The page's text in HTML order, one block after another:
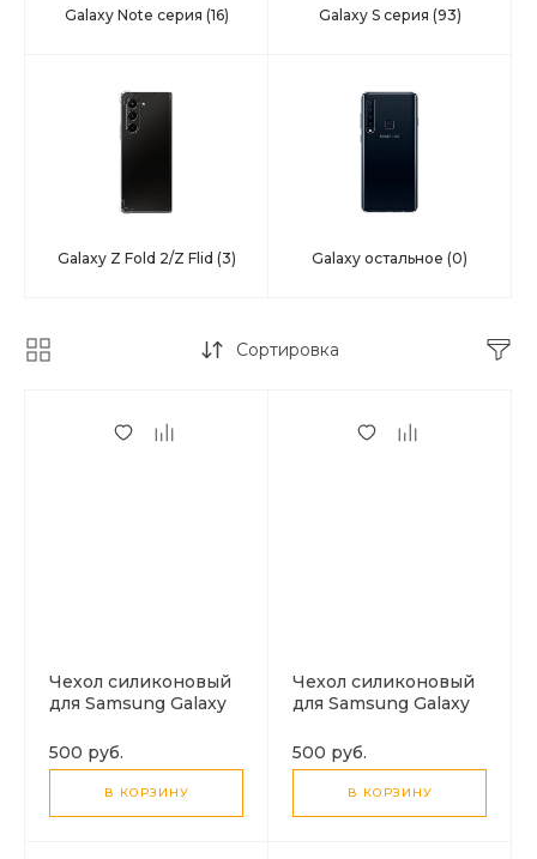
Galaxy Note серия (16) Galaxy S серия (93)
Galaxy Z Fold 2/Z Flid (3) Galaxy остальное (0)
Сортировка
Чехол силиконовый
для Samsung Galaxy
микрофиброй
внутри, с защитой
камеры, X-CASE,
черный
500 руб.
В КОРЗИНУ
Чехол силиконовый
для Samsung Galaxy
камеры X-CASE,
прозрачный
500 руб.
В КОРЗИНУ